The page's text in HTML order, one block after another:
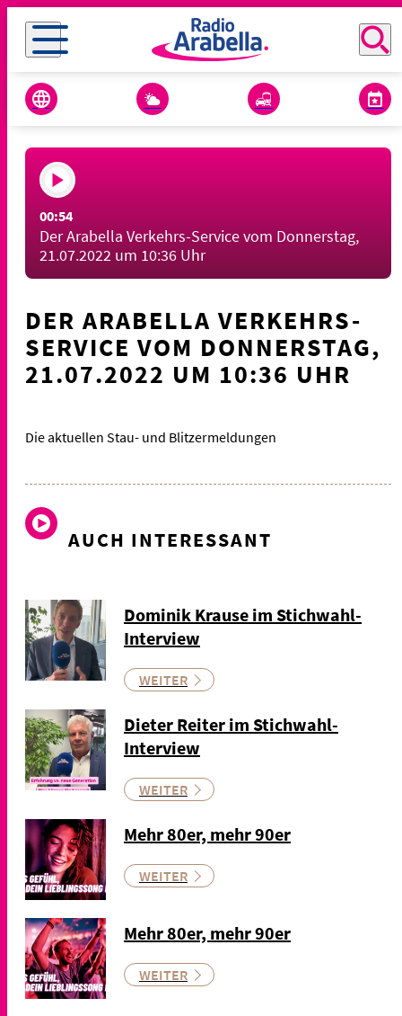
00:54
Der Arabella Verkehrs-Service vom Donnerstag,
21.07.2022 um 10:36 Uhr
DER ARABELLA VERKEHRS-
SERVICE VOM DONNERSTAG,
21.07.2022 UM 10:36 UHR
Die aktuellen Stau- und Blitzermeldungen
AUCH INTERESSANT
Dominik Krause im Stichwahl-
Interview
WEITER
Dieter Reiter im Stichwahl-
Interview
WEITER
Mehr 80er, mehr 90er
WEITER
Mehr 80er, mehr 90er
WEITER